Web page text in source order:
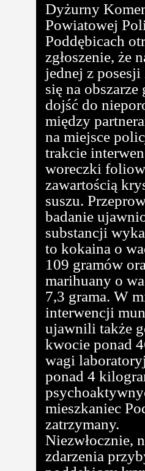
Dyżurny
Powiatowej
Poddębicach
zgłoszenie, że
jednej z posesji
się na
dojść do
między
na miejsce
trakcie
woreczki
zawartością
suszu.
badanie
substancji
to kokaina o
109 gramów
marihuany o
7,3 grama. W
interwencji
ujawnili także
kwocie ponad
wagi
ponad 4
mieszkaniec
zatrzymany.
Niezwłocznie,
zdarzenia